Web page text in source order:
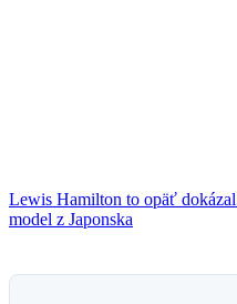
Lewis Hamilton to opäť
model z Japonska